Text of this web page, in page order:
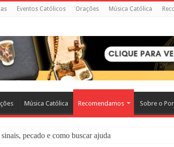
Eventos Católicos Orações Música Católica
Música Católica Recomendamos Sobre o
pecado e como buscar ajuda